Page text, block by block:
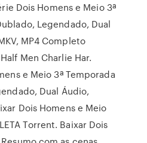
Dois Homens e Meio 3ª
Legendado, Dual
MP4 Completo
Men Charlie Har.
e Meio 3ª Temporada
Dual Áudio,
Dois Homens e Meio
Torrent. Baixar Dois